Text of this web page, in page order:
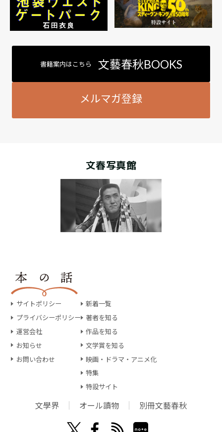
書籍案内はこちら 文藝春秋BOOKS
メルマガ登録
文春写真館
サイトポリシー
プライバシーポリシー
運営会社
お知らせ
お問い合わせ
新着一覧
著者を知る
作品を知る
文学賞を知る
映画・ドラマ・アニメ化
特集
特設サイト
文學界 オール讀物 別冊文藝春秋